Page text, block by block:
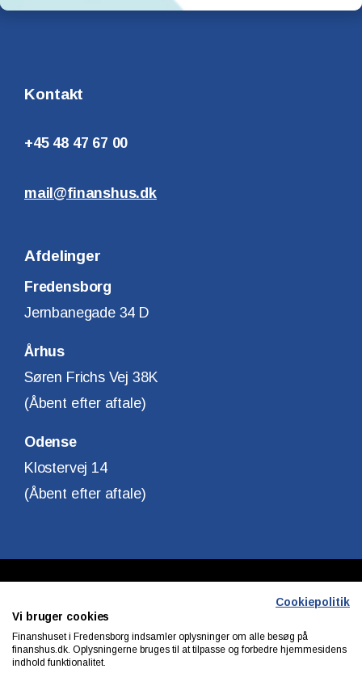
Kontakt
+45 48 47 67 00
mail@finanshus.dk
Afdelinger
Fredensborg
Jernbanegade 34 D
Århus
Søren Frichs Vej 38K
(Åbent efter aftale)
Odense
Klostervej 14
(Åbent efter aftale)
CVR. Nr. 10140315
Cookiepolitik
Vi bruger cookies
Finanshuset i Fredensborg indsamler oplysninger om alle besøg på
finanshus.dk. Oplysningerne bruges til at tilpasse og forbedre hjemmesidens
indhold funktionalitet.